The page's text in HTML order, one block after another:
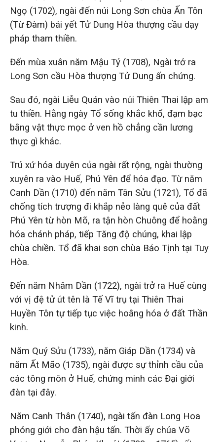
Ngọ (1702), ngài đến núi Long Sơn chùa Ấn Tôn
(Từ Đàm) bái yết Tử Dung Hòa thượng cầu dạy
pháp tham thiền.
Đến mùa xuân năm Mậu Tý (1708), Ngài trở ra
Long Sơn cầu Hòa thượng Tử Dung ấn chứng.
Sau đó, ngài Liễu Quán vào núi Thiên Thai lập am
tu thiền. Hằng ngày Tổ sống khắc khổ, đạm bạc
bằng vật thực mọc ở ven hồ chẳng cần lương
thực gì khác.
Trú xứ hóa duyên của ngài rất rộng, ngài thường
xuyên ra vào Huế, Phú Yên để hóa đạo. Từ năm
Canh Dần (1710) đến năm Tân Sửu (1721), Tổ đã
chống tích trượng đi khắp nẻo làng quê của đất
Phú Yên từ hòn Mõ, ra tận hòn Chuông để hoằng
hóa chánh pháp, tiếp Tăng độ chúng, khai lập
chùa chiền. Tổ đã khai sơn chùa Bảo Tịnh tại Tuy
Hòa.
Đến năm Nhâm Dần (1722), ngài trở ra Huế cùng
với vị đệ tử út tên là Tế Vĩ trụ tại Thiên Thai
Huyền Tôn tự tiếp tục việc hoằng hóa ở đất Thần
kinh.
Năm Quý Sửu (1733), năm Giáp Dần (1734) và
năm Ất Mão (1735), ngài được sự thỉnh cầu của
các tông môn ở Huế, chứng minh các Đại giới
đàn tại đây.
Năm Canh Thân (1740), ngài tấn đàn Long Hoa
phóng giới cho đàn hậu tấn. Thời ấy chúa Võ